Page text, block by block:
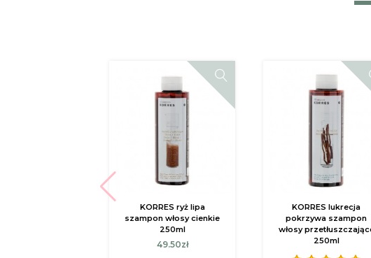
KORRES ryż lipa
szampon włosy cienkie
250ml
49.50zł
KORRES lukrecja
pokrzywa szampon
włosy
250ml